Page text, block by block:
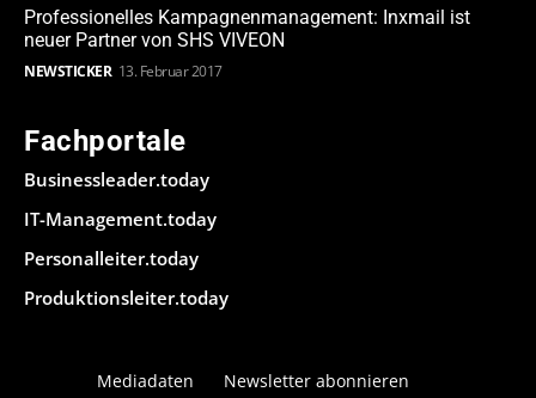
Professionelles Kampagnenmanagement: Inxmail ist
neuer Partner von SHS VIVEON
NEWSTICKER 13. Februar 2017
Fachportale
Businessleader.today
IT-Management.today
Personalleiter.today
Produktionsleiter.today
Mediadaten Newsletter abonnieren